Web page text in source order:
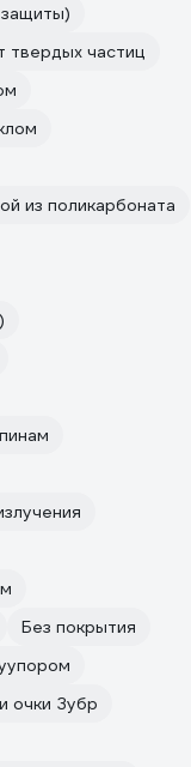
твердых частиц
из поликарбоната
Без покрытия
очки Зубр